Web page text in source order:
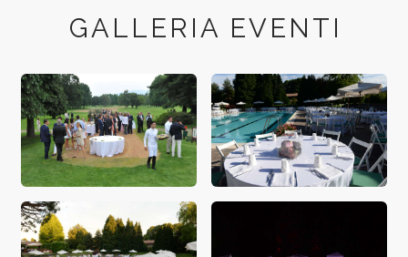
GALLERIA EVENTI